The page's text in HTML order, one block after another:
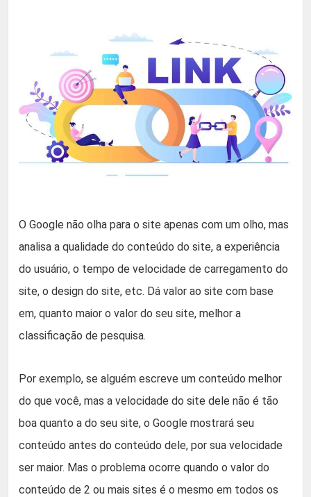
O Google não olha para o site apenas com um olho, mas
analisa a qualidade do conteúdo do site, a experiência
do usuário, o tempo de velocidade de carregamento do
site, o design do site, etc. Dá valor ao site com base
em, quanto maior o valor do seu site, melhor a
classificação de pesquisa.
Por exemplo, se alguém escreve um conteúdo melhor
do que você, mas a velocidade do site dele não é tão
boa quanto a do seu site, o Google mostrará seu
conteúdo antes do conteúdo dele, por sua velocidade
ser maior. Mas o problema ocorre quando o valor do
conteúdo de 2 ou mais sites é o mesmo em todos os